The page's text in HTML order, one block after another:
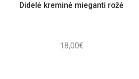
Didelė kreminė mieganti rožė
18,00€